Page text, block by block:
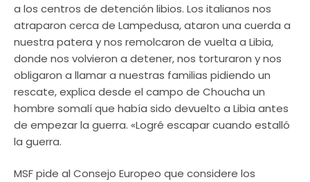
a los centros de detención libios. Los italianos nos
atraparon cerca de Lampedusa, ataron una cuerda a
nuestra patera y nos remolcaron de vuelta a Libia,
donde nos volvieron a detener, nos torturaron y nos
obligaron a llamar a nuestras familias pidiendo un
rescate, explica desde el campo de Choucha un
hombre somalí que había sido devuelto a Libia antes
de empezar la guerra. «Logré escapar cuando estalló
la guerra.
MSF pide al Consejo Europeo que considere los